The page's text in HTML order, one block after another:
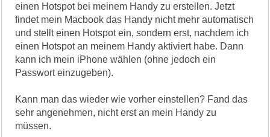
einen Hotspot bei meinem Handy zu erstellen. Jetzt
findet mein Macbook das Handy nicht mehr automatisch
und stellt einen Hotspot ein, sondern erst, nachdem ich
einen Hotspot an meinem Handy aktiviert habe. Dann
kann ich mein iPhone wählen (ohne jedoch ein
Passwort einzugeben).
Kann man das wieder wie vorher einstellen? Fand das
sehr angenehmen, nicht erst an mein Handy zu
müssen.